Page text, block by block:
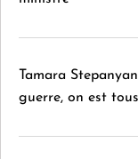
Tamara
guerre, on est